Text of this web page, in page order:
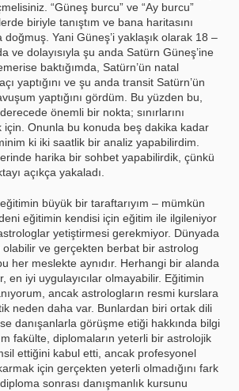
“Güneş burcu” ve “Ay burcu”
biriyle tanıştım ve bana haritasını
doğmuş. Yani Güneş’i yaklaşık olarak 18 –
ve dolayısıyla şu anda Satürn Güneş’ine
baktığımda, Satürn’ün natal
yaptığını ve şu anda transit Satürn’ün
yaptığını gördüm. Bu yüzden bu,
önemli bir nokta; sınırlarını
için. Onunla bu konuda beş dakika kadar
ki iki saatlik bir analiz yapabilirdim.
harika bir sohbet yapabilirdik, çünkü
açıkça yakaladı.
büyük bir taraftarıyım – mümkün
eğitimin kendisi için eğitim ile ilgileniyor
yetiştirmesi gerekmiyor. Dünyada
ve gerçekten berbat bir astrolog
her meslekte aynıdır. Herhangi bir alanda
en iyi uygulayıcılar olmayabilir. Eğitimin
ancak astrologların resmi kurslara
neden daha var. Bunlardan biri ortak dili
danışanlarla görüşme etiği hakkında bilgi
fakülte, diplomaların yeterli bir astrolojik
ettiğini kabul etti, ancak profesyonel
için gerçekten yeterli olmadığını fark
sonrası danışmanlık kursunu